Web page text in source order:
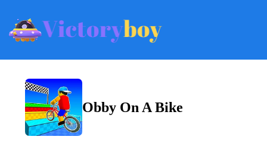
Obby On A Bike